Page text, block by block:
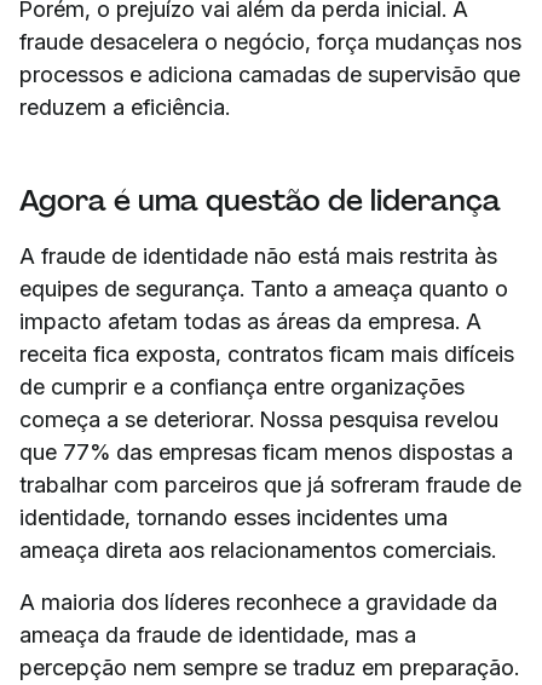
Porém, o prejuízo vai além da perda inicial. A
fraude desacelera o negócio, força mudanças nos
processos e adiciona camadas de supervisão que
reduzem a eficiência.
Agora é uma questão de liderança
A fraude de identidade não está mais restrita às
equipes de segurança. Tanto a ameaça quanto o
impacto afetam todas as áreas da empresa. A
receita fica exposta, contratos ficam mais difíceis
de cumprir e a confiança entre organizações
começa a se deteriorar. Nossa pesquisa revelou
que 77% das empresas ficam menos dispostas a
trabalhar com parceiros que já sofreram fraude de
identidade, tornando esses incidentes uma
ameaça direta aos relacionamentos comerciais.
A maioria dos líderes reconhece a gravidade da
ameaça da fraude de identidade, mas a
percepção nem sempre se traduz em preparação.